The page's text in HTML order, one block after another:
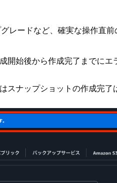
レードなど、確実な操作直
開始後から作成完了までに
スナップショットの作成完